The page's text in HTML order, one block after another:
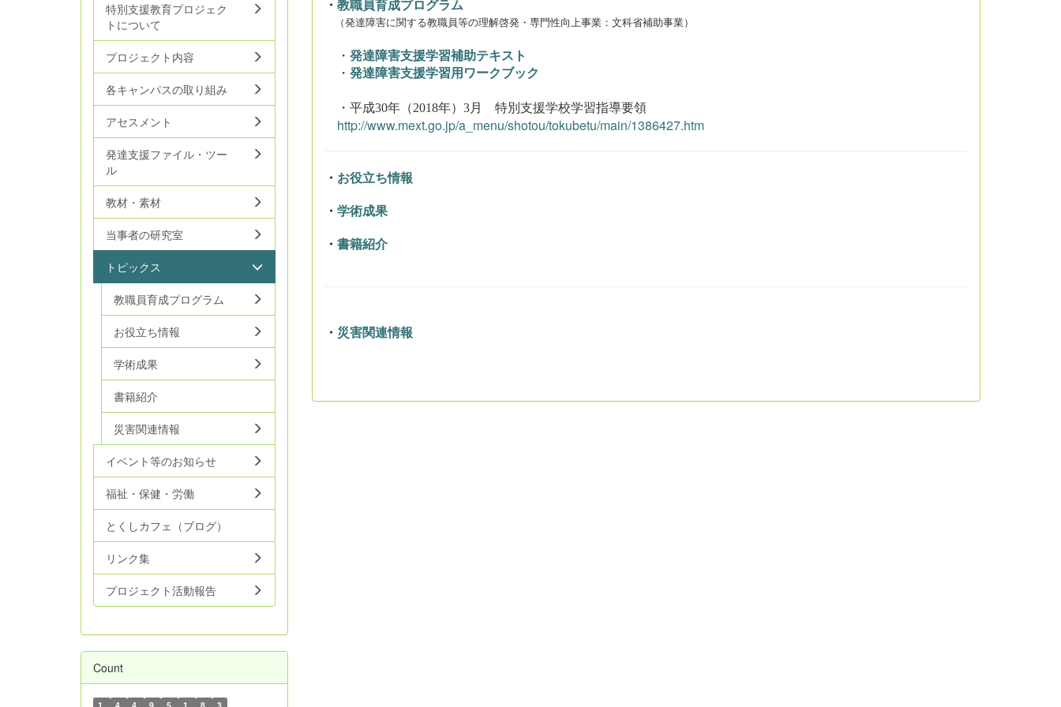
・ 教職員育成プログラム
（発達障害に関する教職員等の理解啓発・専門性向上事業： 文科省補助事業）
・ 発達障害支援学習補助テキスト
・ 発達障害支援学習用ワークブック
・平成30年（2018年）3月 特別支援学校学習指導要領
http://www.mext.go.jp/a_menu/shotou/tokubetu/main/1386427.htm
・ お役立ち情報
・ 学術成果
・ 書籍紹介
・ 災害関連情報
特別支援教育プロジェク
トについて
プロジェクト内容
各キャンパスの取り組み
アセスメント
発達支援ファイル・ツー
ル
教材・素材
当事者の研究室
トピックス
教職員育成プログラム
お役立ち情報
学術成果
書籍紹介
災害関連情報
イベント等のお知らせ
福祉・保健・労働
とくしカフェ（ブログ）
リンク集
プロジェクト活動報告
Count